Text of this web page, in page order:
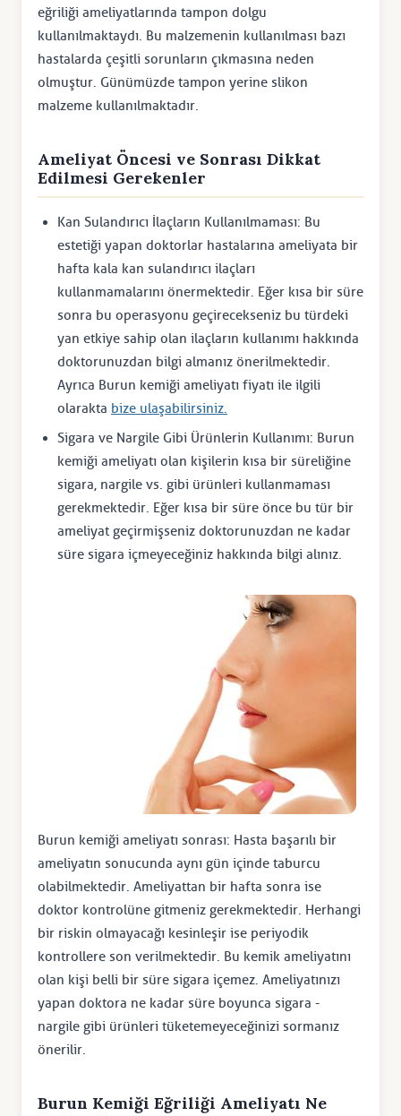
eğriliği ameliyatlarında tampon dolgu
kullanılmaktaydı. Bu malzemenin kullanılması bazı
hastalarda çeşitli sorunların çıkmasına neden
olmuştur. Günümüzde tampon yerine slikon
malzeme kullanılmaktadır.
Ameliyat Öncesi ve Sonrası Dikkat
Edilmesi Gerekenler
Kan Sulandırıcı İlaçların Kullanılmaması: Bu
estetiği yapan doktorlar hastalarına ameliyata bir
hafta kala kan sulandırıcı ilaçları
kullanmamalarını önermektedir. Eğer kısa bir süre
sonra bu operasyonu geçirecekseniz bu türdeki
yan etkiye sahip olan ilaçların kullanımı hakkında
doktorunuzdan bilgi almanız önerilmektedir.
Ayrıca Burun kemiği ameliyatı fiyatı ile ilgili
olarakta bize ulaşabilirsiniz.
Sigara ve Nargile Gibi Ürünlerin Kullanımı: Burun
kemiği ameliyatı olan kişilerin kısa bir süreliğine
sigara, nargile vs. gibi ürünleri kullanmaması
gerekmektedir. Eğer kısa bir süre önce bu tür bir
ameliyat geçirmişseniz doktorunuzdan ne kadar
süre sigara içmeyeceğiniz hakkında bilgi alınız.
Burun kemiği ameliyatı sonrası: Hasta başarılı bir
ameliyatın sonucunda aynı gün içinde taburcu
olabilmektedir. Ameliyattan bir hafta sonra ise
doktor kontrolüne gitmeniz gerekmektedir. Herhangi
bir riskin olmayacağı kesinleşir ise periyodik
kontrollere son verilmektedir. Bu kemik ameliyatını
olan kişi belli bir süre sigara içemez. Ameliyatınızı
yapan doktora ne kadar süre boyunca sigara -
nargile gibi ürünleri tüketemeyeceğinizi sormanız
önerilir.
Burun Kemiği Eğriliği Ameliyatı Ne